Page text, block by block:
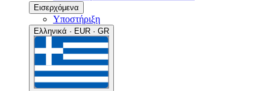
Εισερχόμενα
Υποστήριξη
Ελληνικά · EUR · GR